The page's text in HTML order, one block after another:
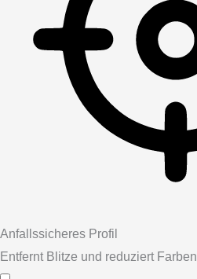
Anfallssicheres Profil
Entfernt Blitze und reduziert Farben